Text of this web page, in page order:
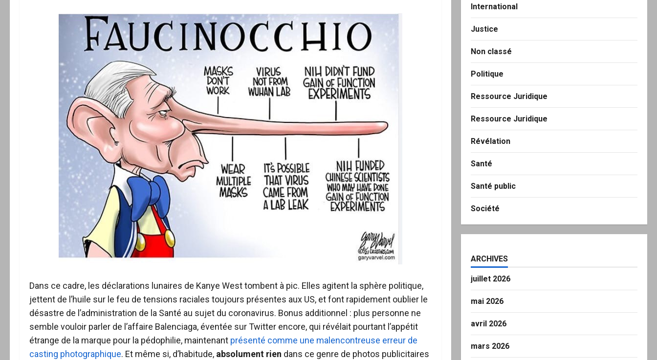
Dans ce cadre, les déclarations lunaires de Kanye West tombent à pic. Elles agitent la sphère politique,
jettent de l’huile sur le feu de tensions raciales toujours présentes aux US, et font rapidement oublier le
désastre de l’administration de la Santé au sujet du coronavirus. Bonus additionnel : plus personne ne
semble vouloir parler de l’affaire Balenciaga, éventée sur Twitter encore, qui révélait pourtant l’appétit
étrange de la marque pour la pédophilie, maintenant présenté comme une malencontreuse erreur de
casting photographique. Et même si, d’habitude, absolument rien dans ce genre de photos publicitaires
International
Justice
Non classé
Politique
Ressource Juridique
Ressource Juridique
Révélation
Santé
Santé public
Société
ARCHIVES
juillet 2026
mai 2026
avril 2026
mars 2026